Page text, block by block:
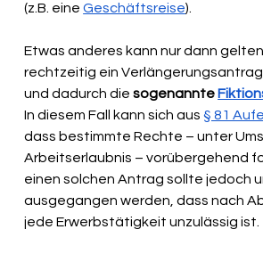
(z.B. eine Geschäftsreise).
Etwas anderes kann nur dann
rechtzeitig ein
und dadurch die sogenannte
In diesem Fall kann sich aus § 81
dass bestimmte Rechte – unter
Arbeitserlaubnis – vorübergehend
einen solchen Antrag sollte jedoch
ausgegangen werden, dass nach
jede Erwerbstätigkeit unzulässig ist.